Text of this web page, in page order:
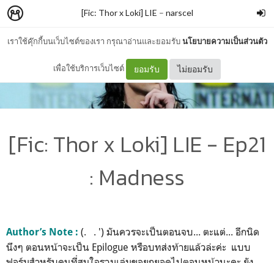
เราใช้คุ๊กกี้บนเว็บไซต์ของเรา กรุณาอ่านและยอมรับนโยบายความเป็นส่วนตัว
เพื่อใช้บริการเว็บไซต์ ยอมรับ ไม่ยอมรับ
[Fic: Thor x Loki] LIE – narscel
[Fic: Thor x Loki] LIE - Ep21
: Madness
Author’s Note : (. . ') มันควรจะเป็นตอนจบ... ตะแต่... อีกนิด
นึงๆ ตอนหน้าจะเป็น Epilogue หรือบทส่งท้ายแล้วล่ะค่ะ แบบ